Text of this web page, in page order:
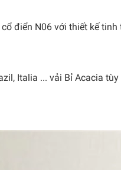
điển N06 với thiết kế
Italia ... vải Bỉ Acacia